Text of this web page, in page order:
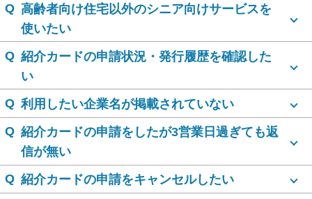
Q 高齢者向け住宅以外のシニア向けサービスを
使いたい
Q 紹介カードの申請状況・発行履歴を確認した
い
Q 利用したい企業名が掲載されていない
Q 紹介カードの申請をしたが3営業日過ぎても返
信が無い
Q 紹介カードの申請をキャンセルしたい